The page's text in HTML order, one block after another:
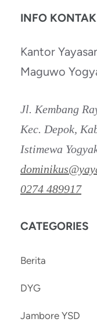
INFO KONTAK
Kantor
Maguwo
Jl. Kembang
Kec. Depok,
Istimewa
0274 489917
CATEGORIES
Berita
DYG
Jambore YSD